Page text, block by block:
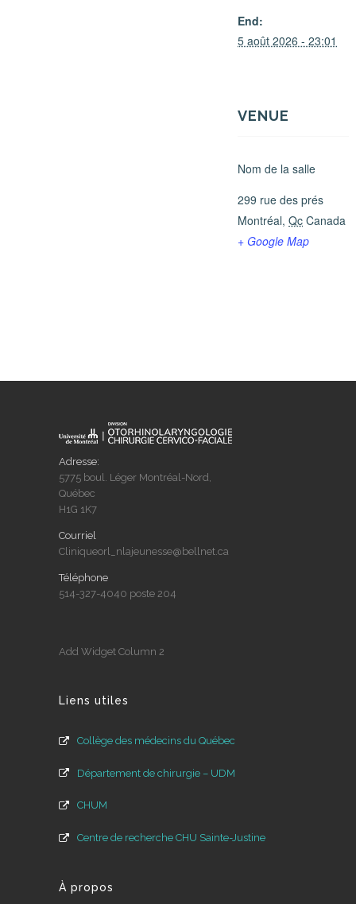
VENUE
Nom de la salle
299 rue des prés
Montréal, Qc Canada
+ Google Map
End:
5 août 2026 - 23:01
Adresse:
5775 boul. Léger Montréal-Nord,
Québec
H1G 1K7
Courriel
Cliniqueorl_nlajeunesse@bellnet.ca
Téléphone
514-327-4040 poste 204
Add Widget Column 2
Liens utiles
Collège des médecins du Québec
Département de chirurgie – UDM
CHUM
Centre de recherche CHU Sainte-Justine
À propos